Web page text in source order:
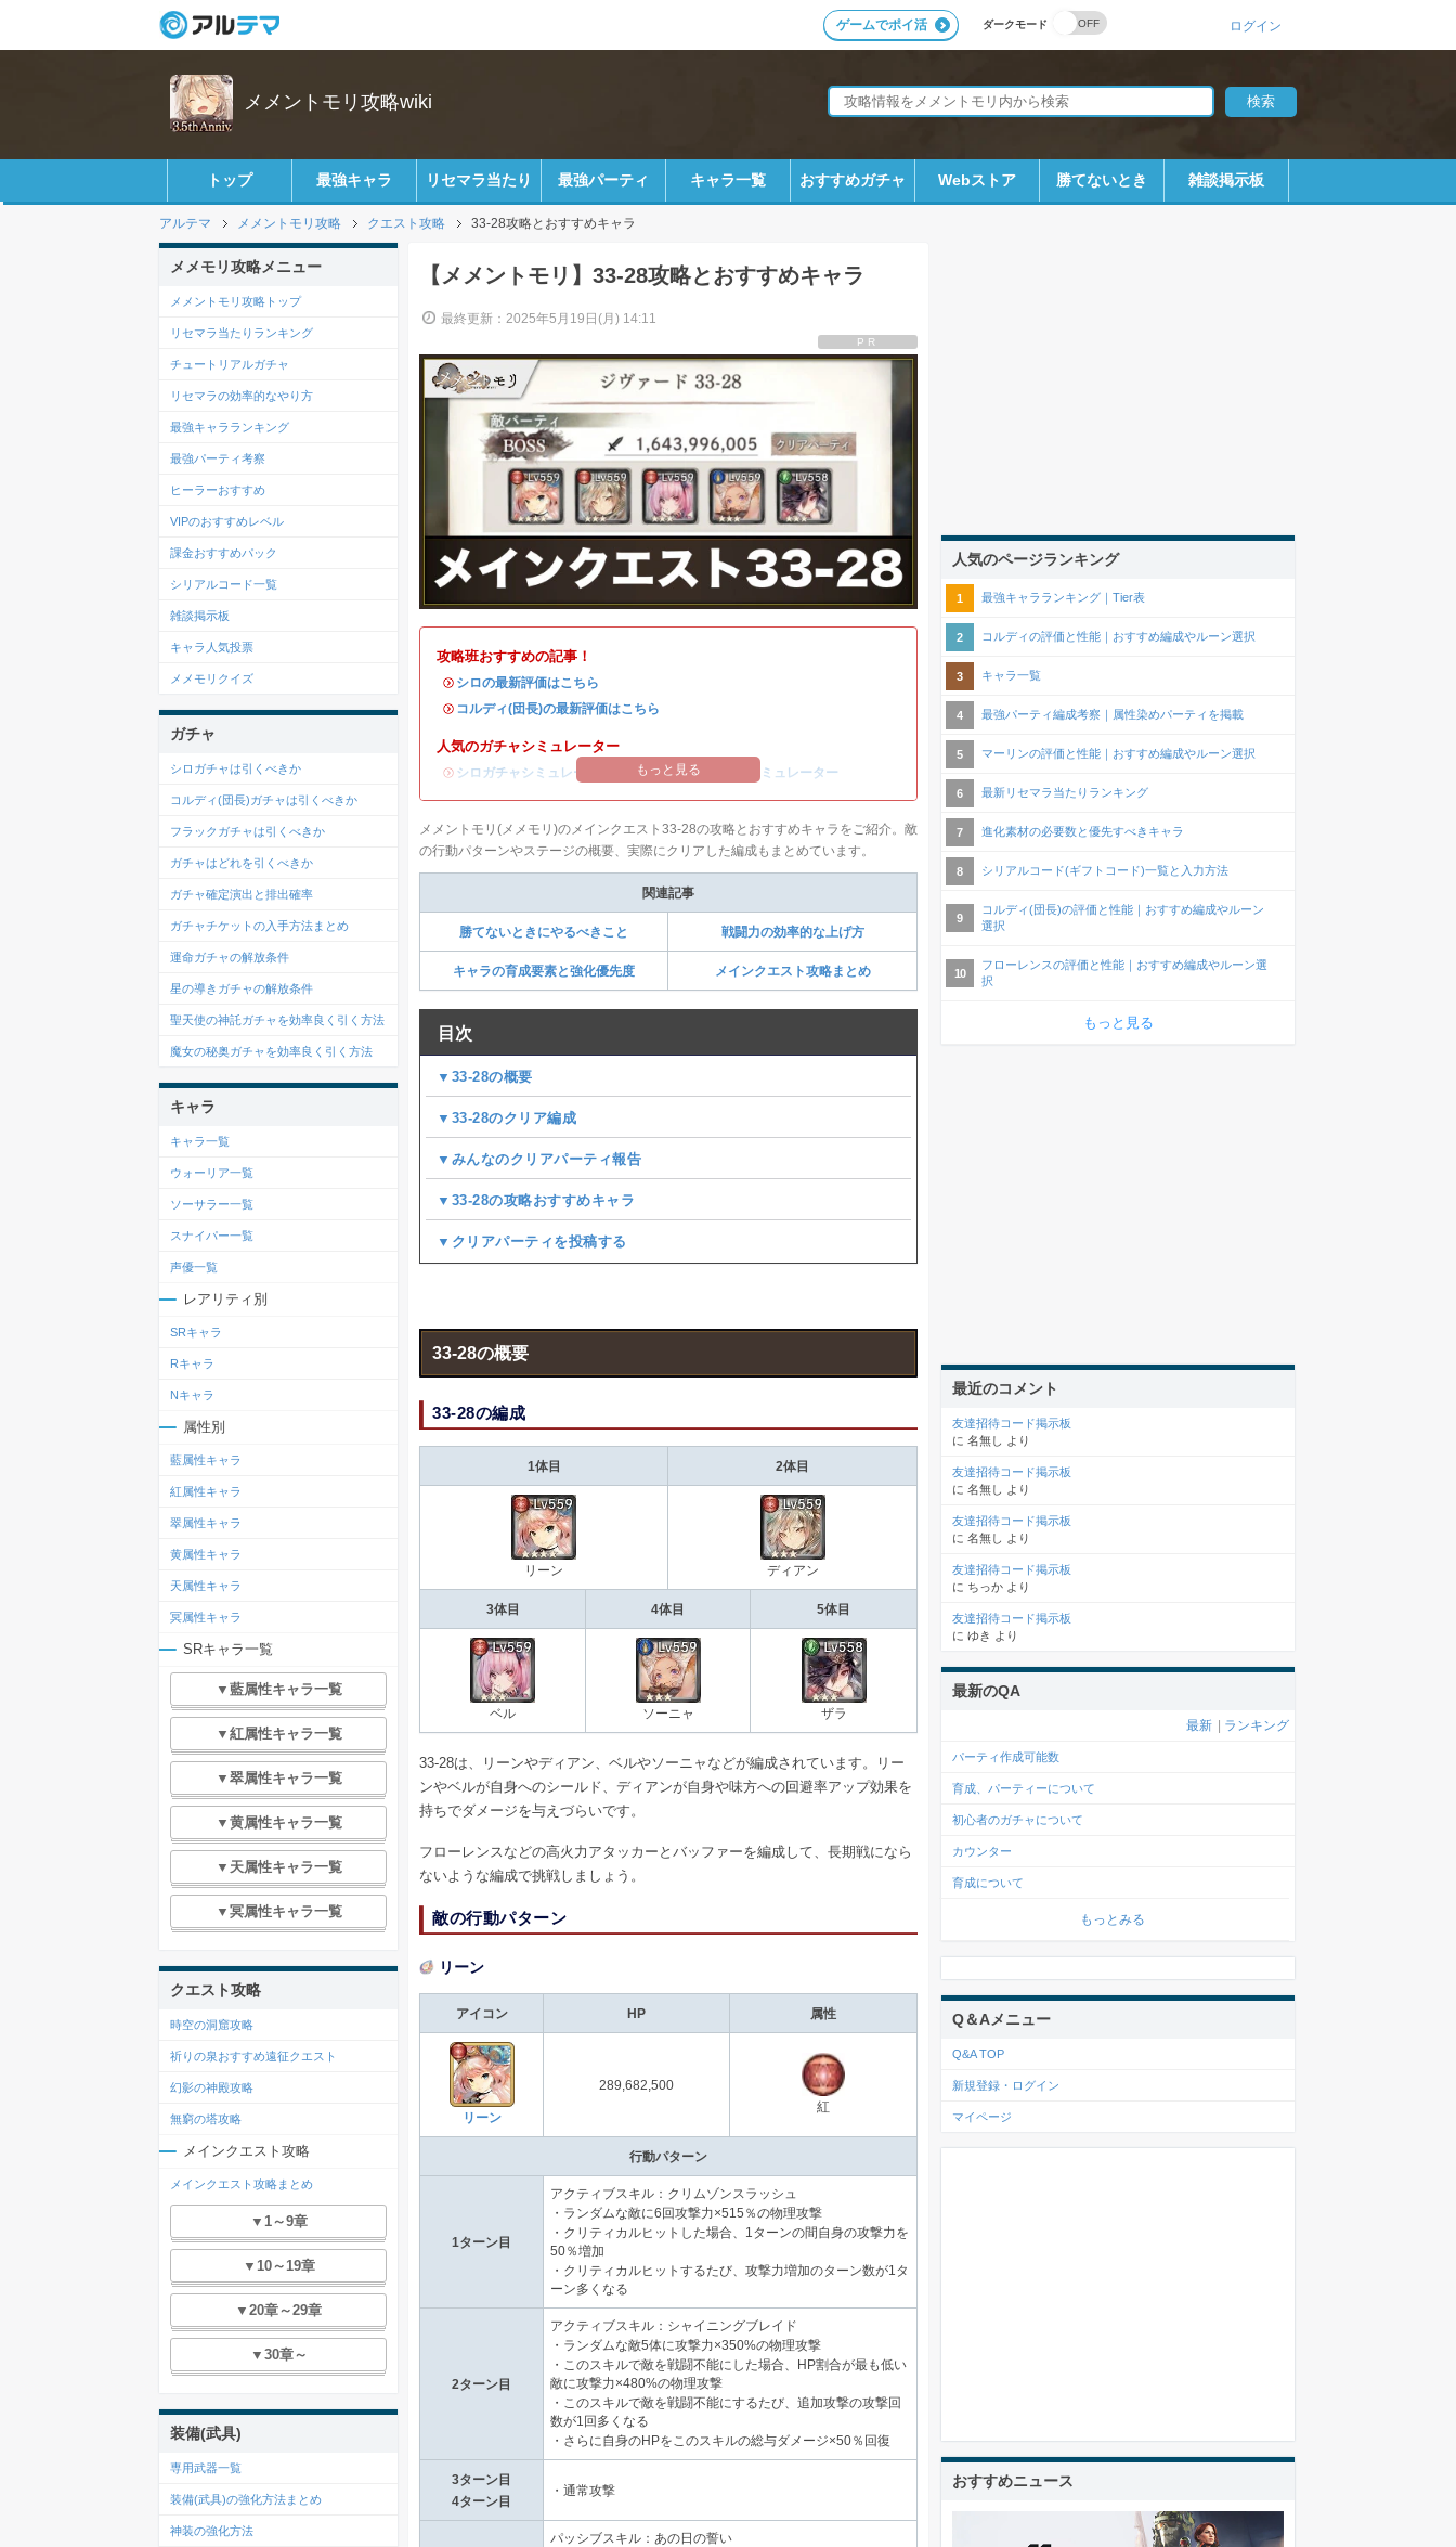
ダークモード
ゲームでポイ活 ログイン
メメントモリ攻略wiki
トップ 最強キャラ リセマラ当たり 最強パーティ キャラ一覧 おすすめガチャ Webストア 勝てないとき 雑談掲示板
アルテマ メメントモリ攻略 クエスト攻略 33-28攻略とおすすめキャラ
【メメントモリ】33-28攻略とおすすめキャラ
最終更新：2025年5月19日(月) 14:11
PR
攻略班おすすめの記事！
・ シロの最新評価はこちら
・ コルディ(団長)の最新評価はこちら
人気のガチャシミュレーター
・ シロガチャシミュレーター コルディ(団長)ガチャシミュレーター
もっと見る
メメントモリ(メメモリ)のメインクエスト33-28の攻略とおすすめキャラをご紹介。敵
の行動パターンやステージの概要、実際にクリアした編成もまとめています。
関連記事
勝てないときにやるべきこと 戦闘力の効率的な上げ方
キャラの育成要素と強化優先度 メインクエスト攻略まとめ
目次
▼33-28の概要
▼33-28のクリア編成
▼みんなのクリアパーティ報告
▼33-28の攻略おすすめキャラ
▼クリアパーティを投稿する
33-28の概要
33-28の編成
1体目 2体目
リーン ディアン
3体目 4体目 5体目
ベル ソーニャ ザラ
33-28は、リーンやディアン、ベルやソーニャなどが編成されています。リー
ンやベルが自身へのシールド、ディアンが自身や味方への回避率アップ効果を
持ちでダメージを与えづらいです。
フローレンスなどの高火力アタッカーとバッファーを編成して、長期戦になら
ないような編成で挑戦しましょう。
敵の行動パターン
リーン
アイコン HP 属性
リーン
289,682,500
紅
行動パターン
1ターン目
アクティブスキル：クリムゾンスラッシュ
・ランダムな敵に6回攻撃力×515％の物理攻撃
・クリティカルヒットした場合、1ターンの間自身の攻撃力を
50％増加
・クリティカルヒットするたび、攻撃力増加のターン数が1タ
ーン多くなる
2ターン目
アクティブスキル：シャイニングブレイド
・ランダムな敵5体に攻撃力×350%の物理攻撃
・このスキルで敵を戦闘不能にした場合、HP割合が最も低い
敵に攻撃力×480%の物理攻撃
・このスキルで敵を戦闘不能にするたび、追加攻撃の攻撃回
数が1回多くなる
・さらに自身のHPをこのスキルの総与ダメージ×50％回復
3ターン目
4ターン目
・通常攻撃
パッシブスキル：あの日の誓い
メメモリ攻略メニュー
メメントモリ攻略トップ
リセマラ当たりランキング
チュートリアルガチャ
リセマラの効率的なやり方
最強キャラランキング
最強パーティ考察
ヒーラーおすすめ
VIPのおすすめレベル
課金おすすめパック
シリアルコード一覧
雑談掲示板
キャラ人気投票
メメモリクイズ
ガチャ
シロガチャは引くべきか
コルディ(団長)ガチャは引くべきか
フラックガチャは引くべきか
ガチャはどれを引くべきか
ガチャ確定演出と排出確率
ガチャチケットの入手方法まとめ
運命ガチャの解放条件
星の導きガチャの解放条件
聖天使の神託ガチャを効率良く引く方法
魔女の秘奥ガチャを効率良く引く方法
キャラ
キャラ一覧
ウォーリア一覧
ソーサラー一覧
スナイパー一覧
声優一覧
レアリティ別
SRキャラ
Rキャラ
Nキャラ
属性別
藍属性キャラ
紅属性キャラ
翠属性キャラ
黄属性キャラ
天属性キャラ
冥属性キャラ
SRキャラ一覧
▼藍属性キャラ一覧
▼紅属性キャラ一覧
▼翠属性キャラ一覧
▼黄属性キャラ一覧
▼天属性キャラ一覧
▼冥属性キャラ一覧
クエスト攻略
時空の洞窟攻略
祈りの泉おすすめ遠征クエスト
幻影の神殿攻略
無窮の塔攻略
メインクエスト攻略
メインクエスト攻略まとめ
▼1～9章
▼10～19章
▼20章～29章
▼30章～
装備(武具)
専用武器一覧
装備(武具)の強化方法まとめ
神装の強化方法
人気のページランキング
最強キャラランキング｜Tier表
コルディの評価と性能｜おすすめ編成やルーン選択
キャラ一覧
最強パーティ編成考察｜属性染めパーティを掲載
マーリンの評価と性能｜おすすめ編成やルーン選択
最新リセマラ当たりランキング
進化素材の必要数と優先すべきキャラ
シリアルコード(ギフトコード)一覧と入力方法
コルディ(団長)の評価と性能｜おすすめ編成やルーン
選択
フローレンスの評価と性能｜おすすめ編成やルーン選
択
もっと見る
最近のコメント
友達招待コード掲示板
に 名無し より
友達招待コード掲示板
に 名無し より
友達招待コード掲示板
に 名無し より
友達招待コード掲示板
に ちっか より
友達招待コード掲示板
に ゆき より
最新のQA
最新 ランキング
パーティ作成可能数
育成、パーティーについて
初心者のガチャについて
カウンター
育成について
もっとみる
Q＆Aメニュー
Q&A TOP
新規登録・ログイン
マイページ
おすすめニュース